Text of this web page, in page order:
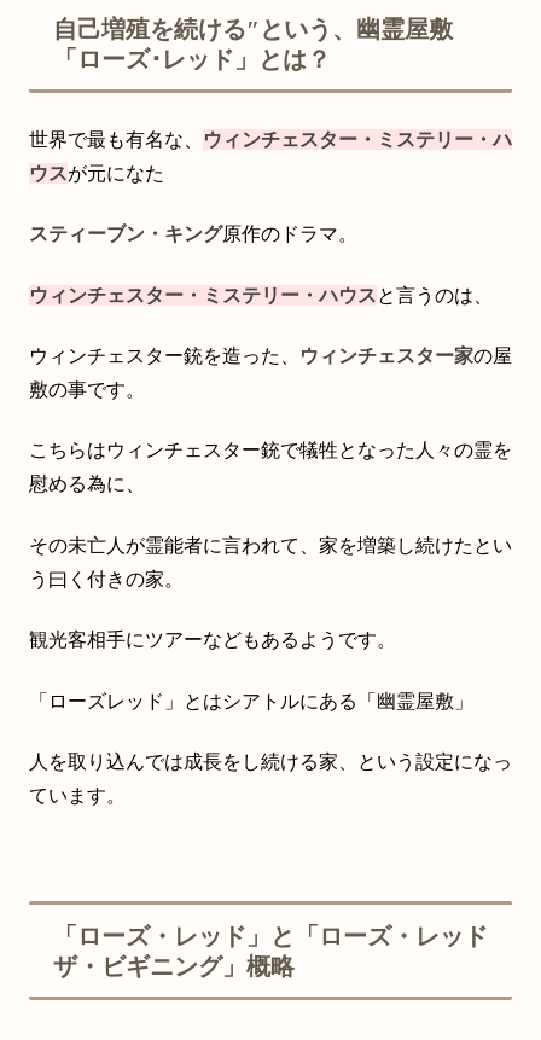
自己増殖を続ける″という、幽霊屋敷
「ローズ･レッド」とは？
世界で最も有名な、
ウィンチェスター・ミステリー・ハ
ウスが元になた
スティーブン・キング原作のドラマ。
ウィンチェスター・ミステリー・ハウスと言うのは、
ウィンチェスター銃を造った、 ウィンチェスター家の屋
敷の事です。
こちらはウィンチェスター銃で犠牲となった人々の霊を
慰める為に、
その未亡人が霊能者に言われて、家を増築し続けたとい
う曰く付きの家。
観光客相手にツアーなどもあるようです。
「ローズレッド」とはシアトルにある「幽霊屋敷」
人を取り込んでは成長をし続ける家、という設定になっ
ています。
「ローズ・レッド」と「ローズ・レッド
ザ・ビギニング」概略